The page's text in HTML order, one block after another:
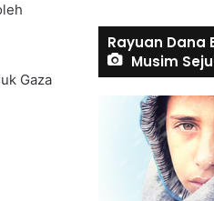
Gaza
Rayuan Dana
Musim